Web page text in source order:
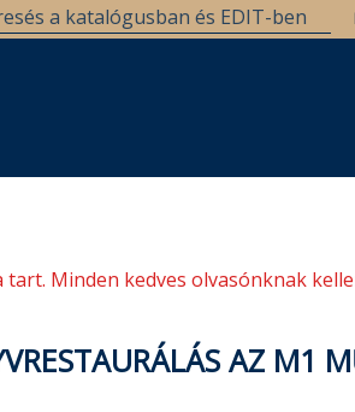
Minden kedves olvasónknak
AZ M1